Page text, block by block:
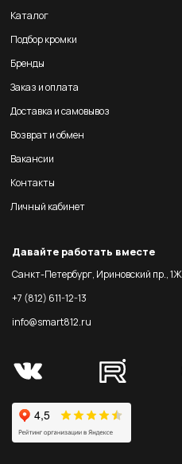
Каталог
Подбор кромки
Бренды
Заказ и оплата
Доставка и самовывоз
Возврат и обмен
Вакансии
Контакты
Личный кабинет
Давайте работать вместе
Санкт-Петербург, Ириновский пр., 1Ж
+7 (812) 611-12-13
info@smart812.ru